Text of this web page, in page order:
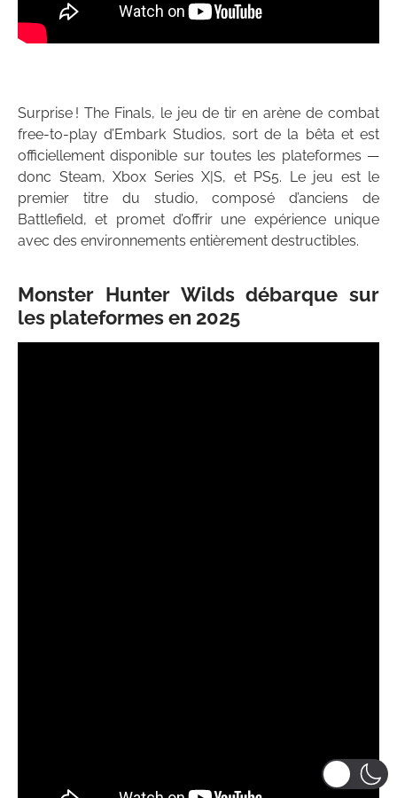
Surprise ! The Finals, le jeu de tir en arène de combat
free-to-play d’Embark Studios, sort de la bêta et est
officiellement disponible sur toutes les plateformes —
donc Steam, Xbox Series X|S, et PS5. Le jeu est le
premier titre du studio, composé d’anciens de
Battlefield, et promet d’offrir une expérience unique
avec des environnements entièrement destructibles.
Monster Hunter Wilds débarque sur
les plateformes en 2025